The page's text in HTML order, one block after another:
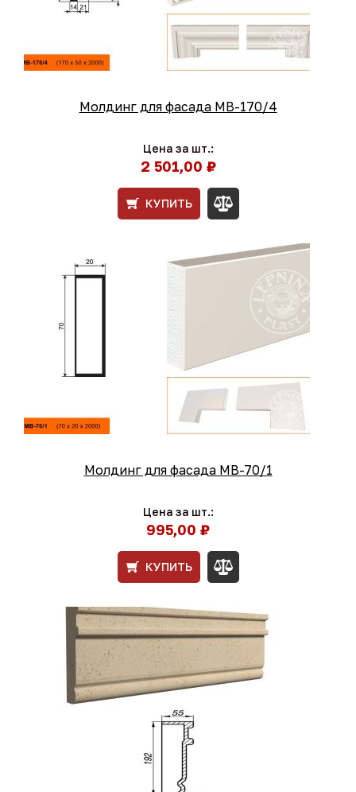
Молдинг для фасада МВ-170/4
Цена за шт.:
2 501,00 ₽
КУПИТЬ
Молдинг для фасада МВ-70/1
Цена за шт.:
995,00 ₽
КУПИТЬ